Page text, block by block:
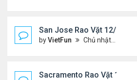
San Jose Rao Vặt 12/24/
byVietFun Chủ nhật Tháng 12 26, 2021 7:26 pm
Sacramento Rao Vặt 12/